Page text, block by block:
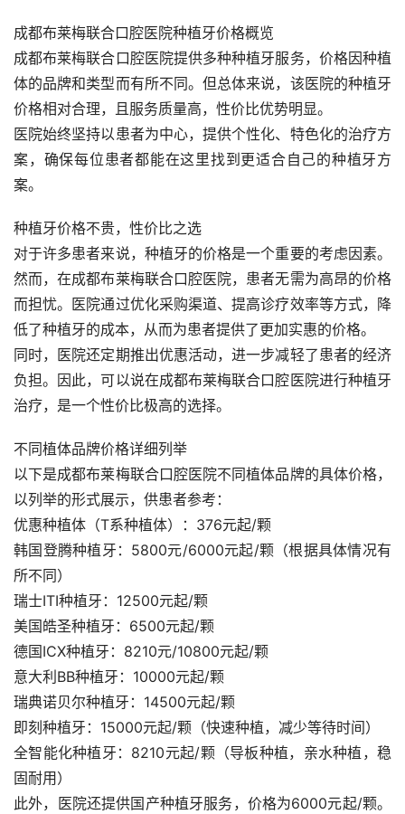
成都布莱梅联合口腔医院种植牙价格概览
成都布莱梅联合口腔医院提供多种种植牙服务，价格因种植
体的品牌和类型而有所不同。但总体来说，该医院的种植牙
价格相对合理，且服务质量高，性价比优势明显。
医院始终坚持以患者为中心，提供个性化、特色化的治疗方
案，确保每位患者都能在这里找到更适合自己的种植牙方
案。
种植牙价格不贵，性价比之选
对于许多患者来说，种植牙的价格是一个重要的考虑因素。
然而，在成都布莱梅联合口腔医院，患者无需为高昂的价格
而担忧。医院通过优化采购渠道、提高诊疗效率等方式，降
低了种植牙的成本，从而为患者提供了更加实惠的价格。
同时，医院还定期推出优惠活动，进一步减轻了患者的经济
负担。因此，可以说在成都布莱梅联合口腔医院进行种植牙
治疗，是一个性价比极高的选择。
不同植体品牌价格详细列举
以下是成都布莱梅联合口腔医院不同植体品牌的具体价格，
以列举的形式展示，供患者参考：
优惠种植体（T系种植体）：376元起/颗
韩国登腾种植牙：5800元/6000元起/颗（根据具体情况有
所不同）
瑞士ITI种植牙：12500元起/颗
美国皓圣种植牙：6500元起/颗
德国ICX种植牙：8210元/10800元起/颗
意大利BB种植牙：10000元起/颗
瑞典诺贝尔种植牙：14500元起/颗
即刻种植牙：15000元起/颗（快速种植，减少等待时间）
全智能化种植牙：8210元起/颗（导板种植，亲水种植，稳
固耐用）
此外，医院还提供国产种植牙服务，价格为6000元起/颗。